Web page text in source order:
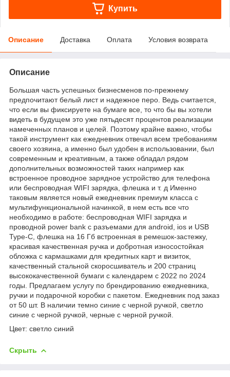
Купить
Описание Доставка Оплата Условия возврата
Описание
Большая часть успешных бизнесменов по-прежнему
предпочитают белый лист и надежное перо. Ведь считается,
что если вы фиксируете на бумаге все, то что бы вы хотели
видеть в будущем это уже пятьдесят процентов реализации
намеченных планов и целей. Поэтому крайне важно, чтобы
такой инструмент как ежедневник отвечал всем требованиям
своего хозяина, а именно был удобен в использовании, был
современным и креативным, а также обладал рядом
дополнительных возможностей таких например как
встроенное проводное зарядное устройство для телефона
или беспроводная WIFI зарядка, флешка и т. д Именно
таковым является новый ежедневник премиум класса с
мультифункциональной начинкой, в нем есть все что
необходимо в работе: беспроводная WIFI зарядка и
проводной power bank с разъемами для android, ios и USB
Type-C, флешка на 16 Гб встроенная в ремешок-застежку,
красивая качественная ручка и добротная износостойкая
обложка с кармашками для кредитных карт и визиток,
качественный стальной скоросшиватель и 200 страниц
высококачественной бумаги с календарем с 2022 по 2024
годы. Предлагаем услугу по брендированию ежедневника,
ручки и подарочной коробки с пакетом. Ежедневник под заказ
от 50 шт. В наличии темно синие с черной ручкой, светло
синие с черной ручкой, черные с черной ручкой.
Цвет: светло синий
Скрыть